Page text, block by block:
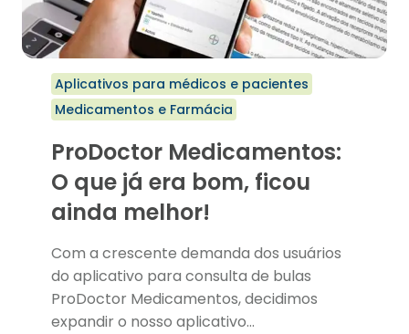
Aplicativos para médicos e pacientes
Medicamentos e Farmácia
ProDoctor Medicamentos:
O que já era bom, ficou
ainda melhor!
Com a crescente demanda dos usuários
do aplicativo para consulta de bulas
ProDoctor Medicamentos, decidimos
expandir o nosso aplicativo…